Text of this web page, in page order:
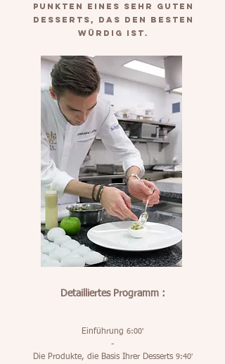
Punkten eines sehr guten
Desserts, das den Besten
würdig ist.
Detailliertes Programm :
Einführung 6:00'
-
Die Produkte, die Basis Ihrer Desserts 9:40'